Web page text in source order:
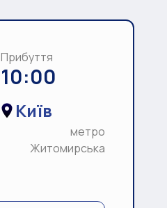
Прибуття
10:00
Київ
метро
Житомирська